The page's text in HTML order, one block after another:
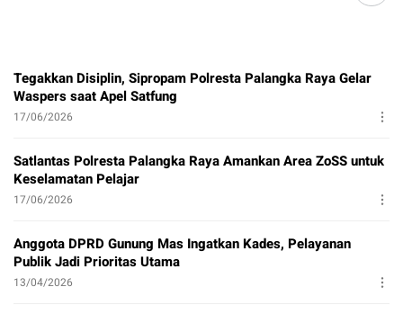
Tegakkan Disiplin, Sipropam Polresta Palangka Raya Gelar
Waspers saat Apel Satfung
17/06/2026
Satlantas Polresta Palangka Raya Amankan Area ZoSS untuk
Keselamatan Pelajar
17/06/2026
Anggota DPRD Gunung Mas Ingatkan Kades, Pelayanan
Publik Jadi Prioritas Utama
13/04/2026